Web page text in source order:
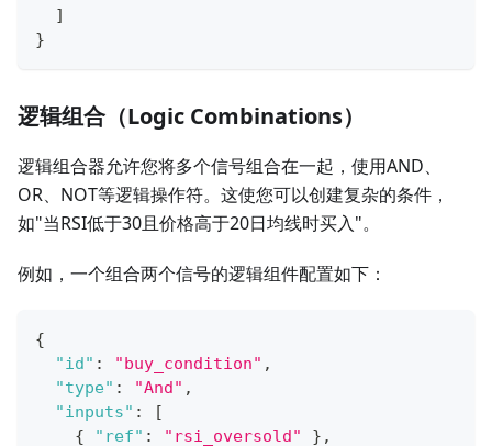
]
}
逻辑组合（Logic Combinations）
逻辑组合器允许您将多个信号组合在一起，使用AND、
OR、NOT等逻辑操作符。这使您可以创建复杂的条件，
如"当RSI低于30且价格高于20日均线时买入"。
例如，一个组合两个信号的逻辑组件配置如下：
{
"id" : "buy_condition" ,
"type" : "And" ,
"inputs" :
[
{
"ref" : "rsi_oversold" } ,